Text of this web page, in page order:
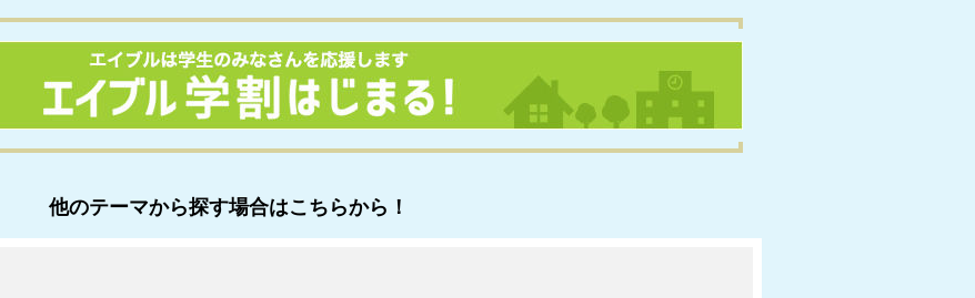
他のテーマから探す場合はこちらから！